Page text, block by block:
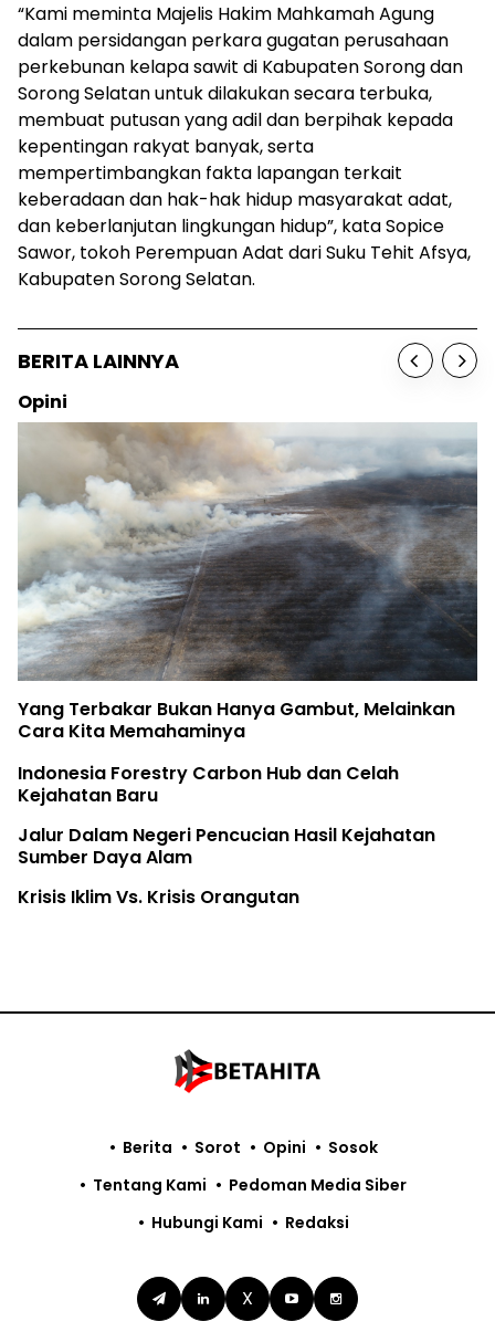
“Kami meminta Majelis Hakim Mahkamah Agung
dalam persidangan perkara gugatan perusahaan
perkebunan kelapa sawit di Kabupaten Sorong dan
Sorong Selatan untuk dilakukan secara terbuka,
membuat putusan yang adil dan berpihak kepada
kepentingan rakyat banyak, serta
mempertimbangkan fakta lapangan terkait
keberadaan dan hak-hak hidup masyarakat adat,
dan keberlanjutan lingkungan hidup”, kata Sopice
Sawor, tokoh Perempuan Adat dari Suku Tehit Afsya,
Kabupaten Sorong Selatan.
BERITA LAINNYA
Opini
Yang Terbakar Bukan Hanya Gambut, Melainkan
Cara Kita Memahaminya
Indonesia Forestry Carbon Hub dan Celah
Kejahatan Baru
Jalur Dalam Negeri Pencucian Hasil Kejahatan
Sumber Daya Alam
Krisis Iklim Vs. Krisis Orangutan
X
Berita Sorot Opini
Sosok
Tentang Kami
Pedoman Media Siber
Hubungi Kami
Redaksi